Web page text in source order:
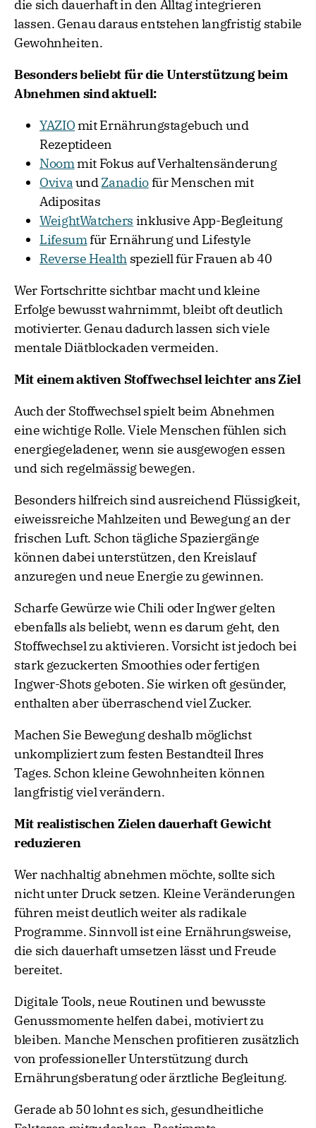
die sich dauerhaft in den Alltag integrieren
lassen. Genau daraus entstehen langfristig stabile
Gewohnheiten.
Besonders beliebt für die Unterstützung beim
Abnehmen sind aktuell:
YAZIOmit Ernährungstagebuch und
Rezeptideen
Noommit Fokus auf Verhaltensänderung
OvivaundZanadiofür Menschen mit
Adipositas
WeightWatchers inklusive App-Begleitung
Lifesumfür Ernährung und Lifestyle
Reverse Healthspeziell für Frauen ab 40
Wer Fortschritte sichtbar macht und kleine
Erfolge bewusst wahrnimmt, bleibt oft deutlich
motivierter. Genau dadurch lassen sich viele
mentale Diätblockaden vermeiden.
Mit einem aktiven Stoffwechsel leichter ans Ziel
Auch der Stoffwechsel spielt beim Abnehmen
eine wichtige Rolle. Viele Menschen fühlen sich
energiegeladener, wenn sie ausgewogen essen
und sich regelmässig bewegen.
Besonders hilfreich sind ausreichend Flüssigkeit,
eiweissreiche Mahlzeiten und Bewegung an der
frischen Luft. Schon tägliche Spaziergänge
können dabei unterstützen, den Kreislauf
anzuregen und neue Energie zu gewinnen.
Scharfe Gewürze wie Chili oder Ingwer gelten
ebenfalls als beliebt, wenn es darum geht, den
Stoffwechsel zu aktivieren. Vorsicht ist jedoch bei
stark gezuckerten Smoothies oder fertigen
Ingwer-Shots geboten. Sie wirken oft gesünder,
enthalten aber überraschend viel Zucker.
Machen Sie Bewegung deshalb möglichst
unkompliziert zum festen Bestandteil Ihres
Tages. Schon kleine Gewohnheiten können
langfristig viel verändern.
Mit realistischen Zielen dauerhaft Gewicht
reduzieren
Wer nachhaltig abnehmen möchte, sollte sich
nicht unter Druck setzen. Kleine Veränderungen
führen meist deutlich weiter als radikale
Programme. Sinnvoll ist eine Ernährungsweise,
die sich dauerhaft umsetzen lässt und Freude
bereitet.
Digitale Tools, neue Routinen und bewusste
Genussmomente helfen dabei, motiviert zu
bleiben. Manche Menschen profitieren zusätzlich
von professioneller Unterstützung durch
Ernährungsberatung oder ärztliche Begleitung.
Gerade ab 50 lohnt es sich, gesundheitliche